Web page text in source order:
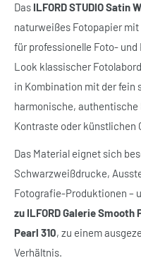
Das ILFORD STUDIO Satin
naturweißes Fotopapier
für professionelle Foto-
Look klassischer
in Kombination mit der fein
harmonische,
Kontraste oder künstlichen
Das Material eignet sich
Schwarzweißdrucke,
Fotografie-Produktionen –
zu ILFORD Galerie Smooth
Pearl 310, zu einem
Verhältnis.